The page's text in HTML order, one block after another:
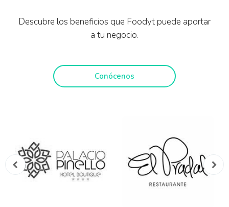
Descubre los beneficios que Foodyt puede aportar
a tu negocio.
Conócenos